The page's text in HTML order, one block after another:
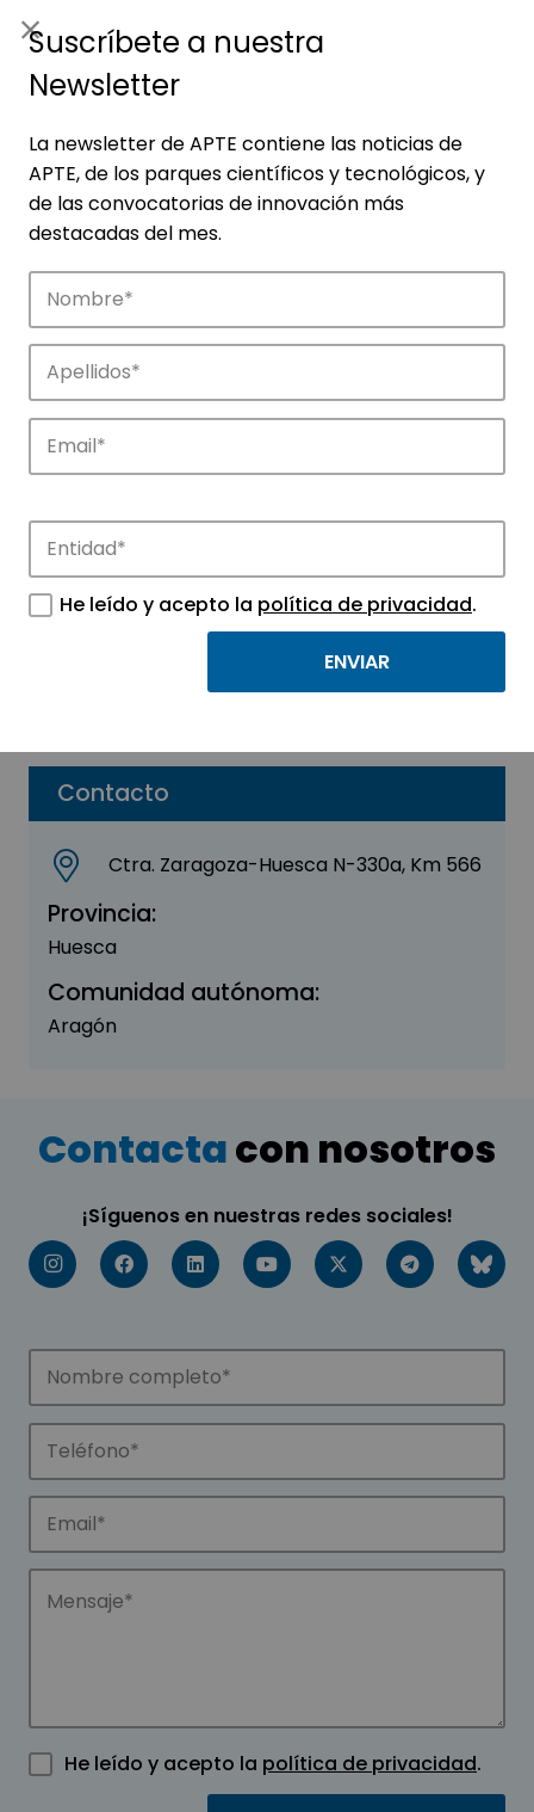
Empresas
Descubre las empresas que impulsan la
innovación en los parques de APTE.
Contacto
Ctra. Zaragoza-Huesca N-330a, Km 566
Provincia:
Huesca
Comunidad autónoma:
Aragón
Cyneris
INGENIERIA, CONSULTORIA Y ASESORIA
Contactacon nosotros
¡Síguenos en nuestras redes sociales!
He leído y acepto la política de privacidad.
Suscríbete a nuestra
Newsletter
La newsletter de APTE contiene las noticias de
APTE, de los parques científicos y tecnológicos, y
de las convocatorias de innovación más
destacadas del mes.
He leído y acepto la política de privacidad.